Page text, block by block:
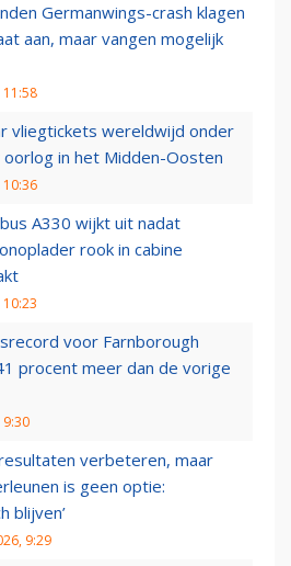
Germanwings-crash klagen
aan, maar vangen mogelijk
vliegtickets wereldwijd onder
in het Midden-Oosten
A330 wijkt uit nadat
rook in cabine
voor Farnborough
procent meer dan de vorige
verbeteren, maar
is geen optie:
blijven’
9:29